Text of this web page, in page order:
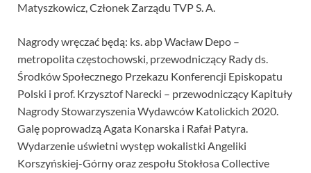
Matyszkowicz, Członek Zarządu TVP S. A.
Nagrody wręczać będą: ks. abp Wacław Depo –
metropolita częstochowski, przewodniczący Rady ds.
Środków Społecznego Przekazu Konferencji Episkopatu
Polski i prof. Krzysztof Narecki – przewodniczący Kapituły
Nagrody Stowarzyszenia Wydawców Katolickich 2020.
Galę poprowadzą Agata Konarska i Rafał Patyra.
Wydarzenie uświetni występ wokalistki Angeliki
Korszyńskiej-Górny oraz zespołu Stokłosa Collective